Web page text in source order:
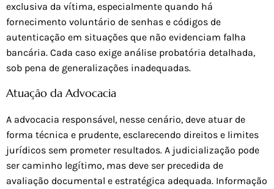
exclusiva da vítima, especialmente quando há
fornecimento voluntário de senhas e códigos de
autenticação em situações que não evidenciam falha
bancária. Cada caso exige análise probatória detalhada,
sob pena de generalizações inadequadas.
Atuação da Advocacia
A advocacia responsável, nesse cenário, deve atuar de
forma técnica e prudente, esclarecendo direitos e limites
jurídicos sem prometer resultados. A judicialização pode
ser caminho legítimo, mas deve ser precedida de
avaliação documental e estratégica adequada. Informação